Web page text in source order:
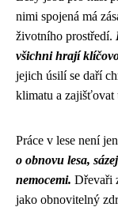
nimi spojená má
životního prostředí.
všichni hrají
jejich úsilí se daří
klimatu a zajišťovat
Práce v lese není
o obnovu lesa,
nemocemi. Dřevaři
jako obnovitelný